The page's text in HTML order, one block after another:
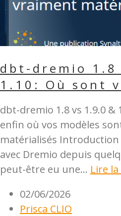
dbt-dremio 1.8
1.10: Où sont
dbt-dremio 1.8 vs 1.9.0 &
enfin où vos modèles
matérialisés
avec Dremio depuis
peut-être eu une... Lire
02/06/2026
Prisca CLIO